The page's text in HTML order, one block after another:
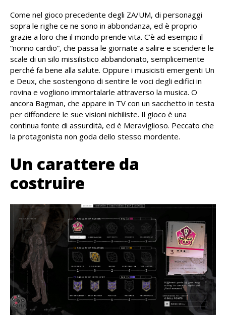
Come nel gioco precedente degli ZA/UM, di personaggi
sopra le righe ce ne sono in abbondanza, ed è proprio
grazie a loro che il mondo prende vita. C’è ad esempio il
“nonno cardio”, che passa le giornate a salire e scendere le
scale di un silo missilistico abbandonato, semplicemente
perché fa bene alla salute. Oppure i musicisti emergenti Un
e Deux, che sostengono di sentire le voci degli edifici in
rovina e vogliono immortalarle attraverso la musica. O
ancora Bagman, che appare in TV con un sacchetto in testa
per diffondere le sue visioni nichiliste. Il gioco è una
continua fonte di assurdità, ed è Meraviglioso. Peccato che
la protagonista non goda dello stesso mordente.
Un carattere da
costruire